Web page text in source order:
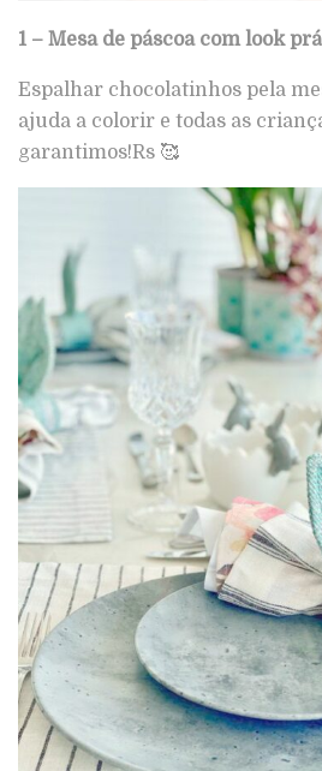
1 – Mesa de páscoa com look
Espalhar chocolatinhos pela
ajuda a colorir e todas as
garantimos!Rs 🥰